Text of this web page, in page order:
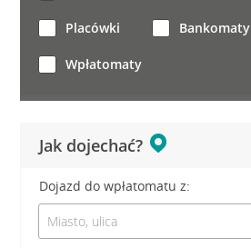
Jak dojechać?
Dojazd do wpłatomatu z:
Placówki Bankomaty
Wpłatomaty